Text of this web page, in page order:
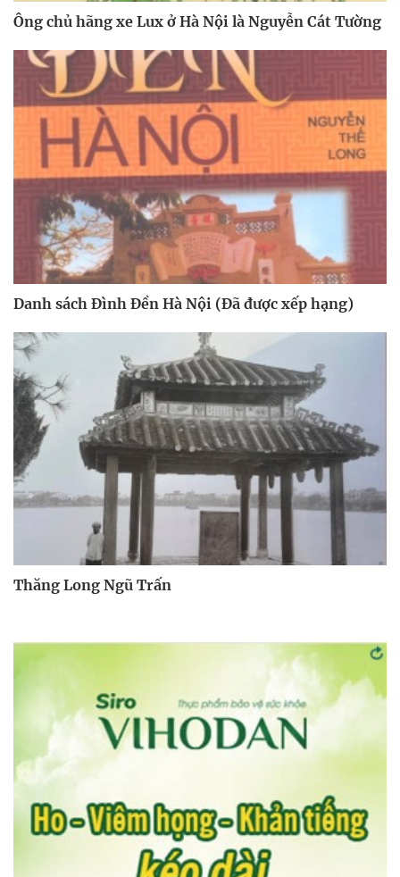
Ông chủ hãng xe Lux ở Hà Nội là Nguyễn Cát Tường
Danh sách Đình Đền Hà Nội (Đã được xếp hạng)
Thăng Long Ngũ Trấn